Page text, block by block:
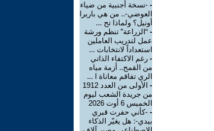
- -نسخة أجنبية من ضياء
العوضي-.. من هي باربرا
أونيل؟ ولماذا تح ...
- “الزراعة” تنظم ورشة
عمل لتدريب العاملين
استعداداً لانتخابات ...
- رغم الاكتفاء الذاتي
من القمح.. أزمة مياه
الري تفاقم معاناة ا ...
-
الأولى من العدد 1912
من جريدة الشعب ليوم
الخميس 6 أوت 2026
- -كأني حفرت قبري
بيدي-: هل يغيّر الذكاء